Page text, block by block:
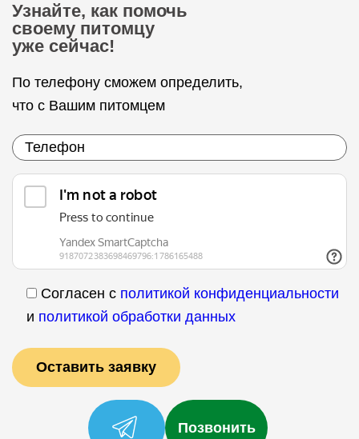
Узнайте, как помочь
своему питомцу
уже сейчас!
По телефону сможем определить,
что с Вашим питомцем
Согласен с политикой конфиденциальности
и политикой обработки данных
Позвонить